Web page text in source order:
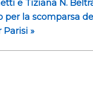
e Tiziana N.
per la scomparsa del
Parisi »